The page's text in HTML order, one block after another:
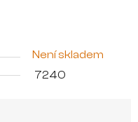
Není skladem
7240